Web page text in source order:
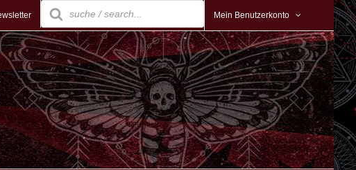
Products
search
Mein Benutzerkonto